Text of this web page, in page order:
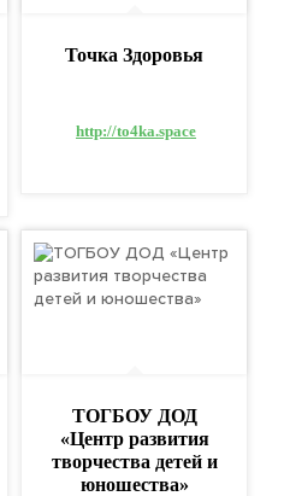
Точка Здоровья
http://to4ka.space
ТОГБОУ ДОД
«Центр развития
творчества детей и
юношества»